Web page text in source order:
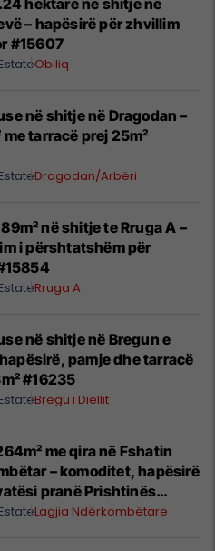
Telegrafi Real Estate